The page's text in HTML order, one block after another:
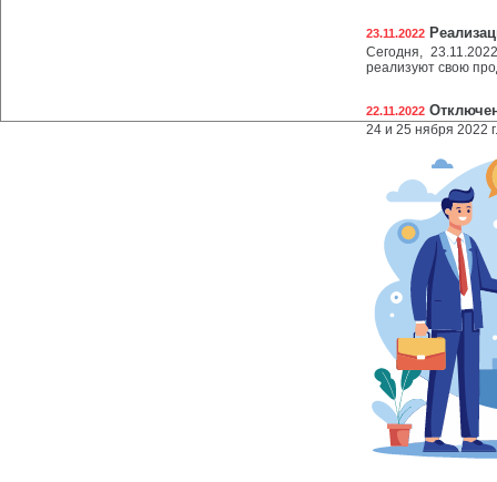
23.11.2022
Сегодня,
реализуют свою
22.11.2022
24 и 25 нября 2022